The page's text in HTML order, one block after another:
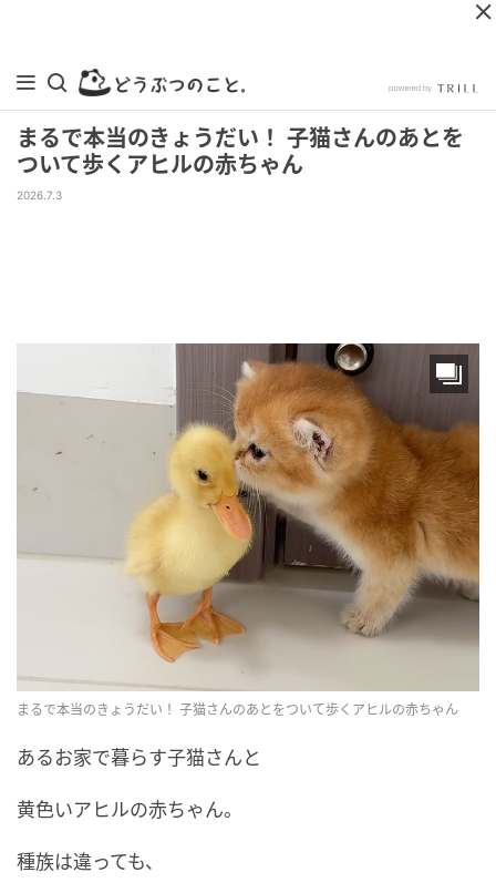
まるで本当のきょうだい！ 子猫さんのあとを
ついて歩くアヒルの赤ちゃん
2026.7.3
まるで本当のきょうだい！ 子猫さんのあとをついて歩くアヒルの赤ちゃん
あるお家で暮らす子猫さんと
黄色いアヒルの赤ちゃん。
種族は違っても、